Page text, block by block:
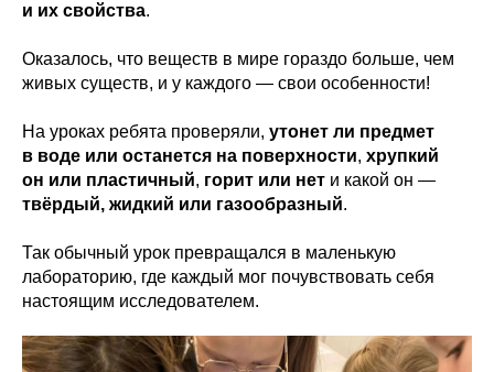
и их свойства.
Оказалось, что веществ в мире гораздо больше, чем
живых существ, и у каждого — свои особенности!
На уроках ребята проверяли, утонет ли предмет
в воде или останется на поверхности, хрупкий
он или пластичный, горит или нет и какой он —
твёрдый, жидкий или газообразный.
Так обычный урок превращался в маленькую
лабораторию, где каждый мог почувствовать себя
настоящим исследователем.